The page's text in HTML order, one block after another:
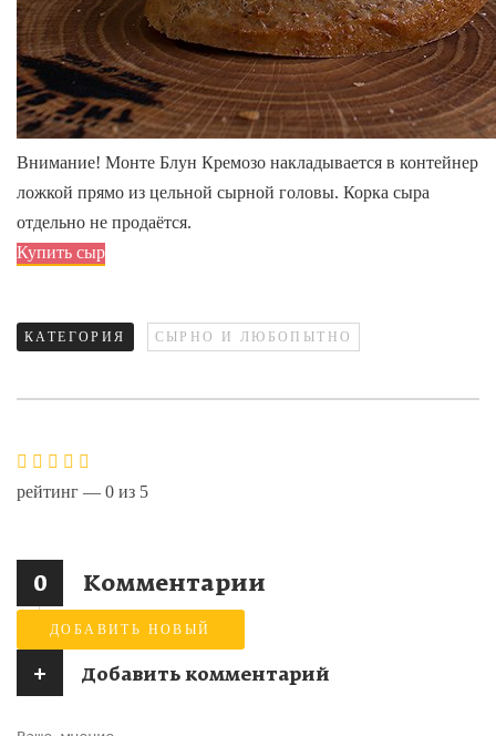
Внимание! Монте Блун Кремозо накладывается в контейнер
ложкой прямо из цельной сырной головы. Корка сыра
отдельно не продаётся.
Купить сыр
КАТЕГОРИЯ СЫРНО И ЛЮБОПЫТНО
рейтинг — 0 из 5
0 Комментарии
ДОБАВИТЬ НОВЫЙ
+ Добавить комментарий